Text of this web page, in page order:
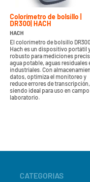
Colorímetro de bolsillo |
DR300| HACH
HACH
El colorímetro de bolsillo
Hach es un dispositivo portátil
robusto para mediciones
agua potable, aguas residuales
industriales. Con
datos, optimiza el monitoreo y
reduce errores de transcripción,
siendo ideal para uso en
laboratorio.
CATEGORIAS